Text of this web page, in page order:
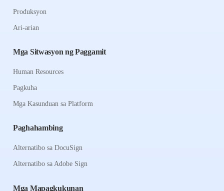
Produksyon
Ari-arian
Mga Sitwasyon ng Paggamit
Human Resources
Pagkuha
Mga Kasunduan sa Platform
Paghahambing
Alternatibo sa DocuSign
Alternatibo sa Adobe Sign
Mga Mapagkukunan